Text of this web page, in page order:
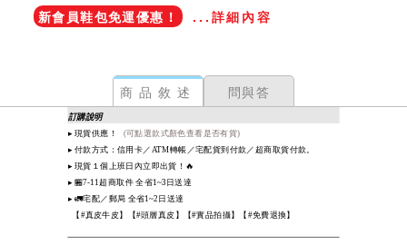
新會員鞋包免運優惠！
...詳細內容
商品敘述 問與答